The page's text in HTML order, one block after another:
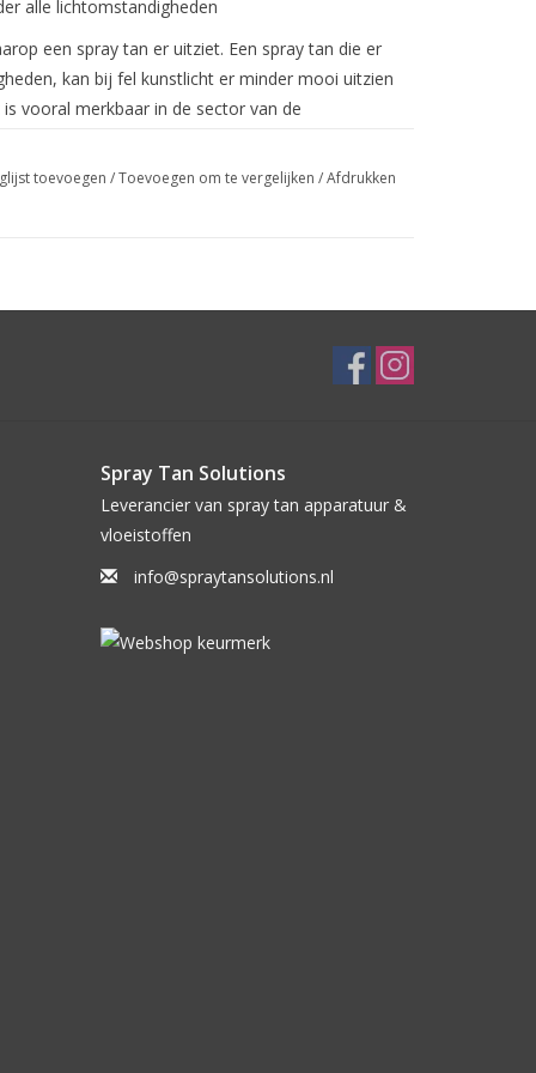
alle lichtomstandigheden
een spray tan er uitziet. Een spray tan die er
kan bij fel kunstlicht er minder mooi uitzien
vooral merkbaar in de sector van de
, dus de Suntana Show Tan met
gemaakt door het samen mengen van 3
de bronskleur maken). Door het manipuleren van
Show Tan (zelfde ingrediënten/inhoud), alleen
ook gebruiken voor
u kunt een keuze maken uit 3x 250ml en
toevoegen /Toevoegen om te vergelijken /Afdrukken
Spray Tan Solutions
Leverancier van spray tan apparatuur &
vloeistoffen
info@spraytansolutions.nl